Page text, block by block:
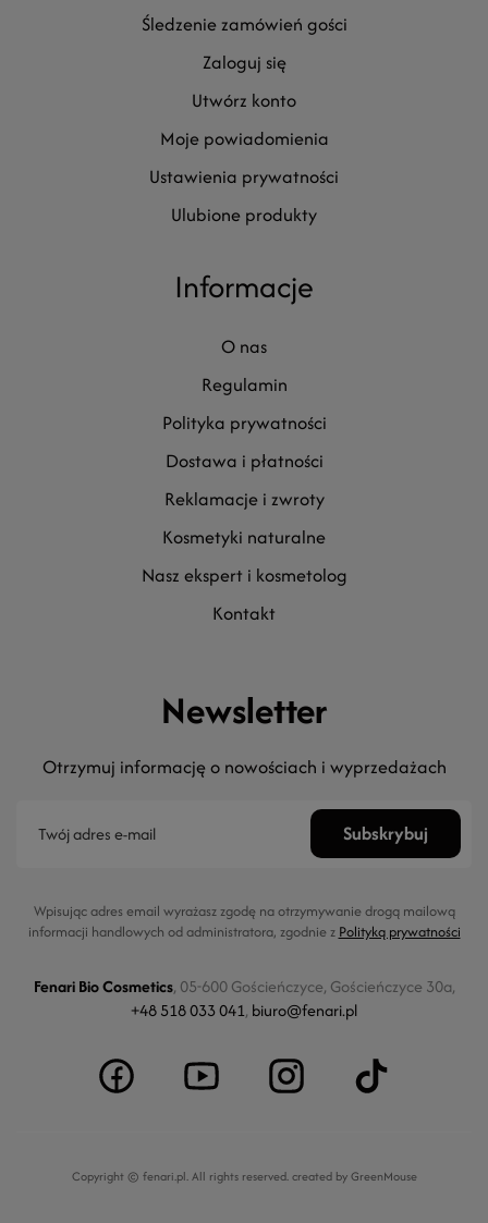
Informacje
o nas
regulamin
polityka prywatności
dostawa i płatności
reklamacje i zwroty
kosmetyki naturalne
nasz ekspert i kosmetolog
kontakt
Newsletter
Otrzymuj informację o nowościach i wyprzedażach
Wpisując adres email wyrażasz zgodę na otrzymywanie drogą mailową
informacji handlowych od administratora, zgodnie z Polityką prywatności
Fenari Bio Cosmetics, 05-600 Gościeńczyce, Gościeńczyce 30a,
+48 518 033 041, biuro@fenari.pl
śledzenie zamówień gości
zaloguj się
utwórz konto
moje powiadomienia
ustawienia prywatności
ulubione produkty
Copyright © fenari.pl. All rights reserved.created by GreenMouse